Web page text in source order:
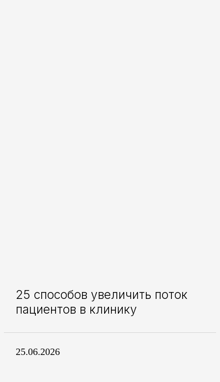
25 способов увеличить поток
пациентов в клинику
25.06.2026